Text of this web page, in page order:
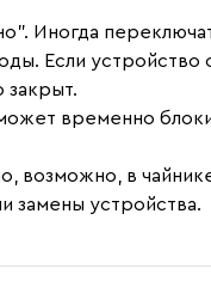
Иногда
Если
закрыт.
временно
возможно, в
замены устройства.